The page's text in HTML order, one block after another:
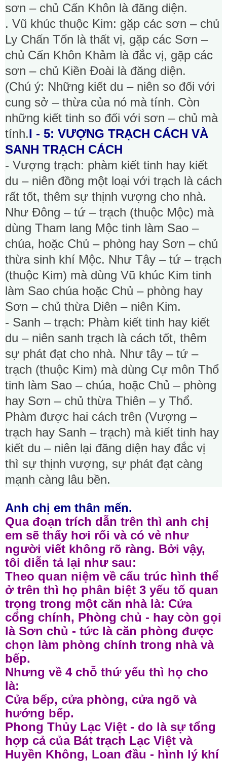
sơn – chủ Cấn Khôn là đăng diện.
. Vũ khúc thuộc Kim: gặp các sơn – chủ
Ly Chấn Tốn là thất vị, gặp các Sơn –
chủ Cấn Khôn Khảm là đắc vị, gặp các
sơn – chủ Kiền Đoài là đăng diện.
(Chú ý: Những kiết du – niên so đối với
cung sở – thừa của nó mà tính. Còn
những kiết tinh so đối với sơn – chủ mà
tính.I - 5: VƯỢNG TRẠCH CÁCH VÀ
SANH TRẠCH CÁCH
- Vượng trạch: phàm kiết tinh hay kiết
du – niên đồng một loại với trạch là cách
rất tốt, thêm sự thịnh vượng cho nhà.
Như Đông – tứ – trạch (thuộc Mộc) mà
dùng Tham lang Mộc tinh làm Sao –
chúa, hoặc Chủ – phòng hay Sơn – chủ
thừa sinh khí Mộc. Như Tây – tứ – trạch
(thuộc Kim) mà dùng Vũ khúc Kim tinh
làm Sao chúa hoặc Chủ – phòng hay
Sơn – chủ thừa Diên – niên Kim.
- Sanh – trạch: Phàm kiết tinh hay kiết
du – niên sanh trạch là cách tốt, thêm
sự phát đạt cho nhà. Như tây – tứ –
trạch (thuộc Kim) mà dùng Cự môn Thổ
tinh làm Sao – chúa, hoặc Chủ – phòng
hay Sơn – chủ thừa Thiên – y Thổ.
Phàm được hai cách trên (Vượng –
trạch hay Sanh – trạch) mà kiết tinh hay
kiết du – niên lại đăng diện hay đắc vị
thì sự thịnh vượng, sự phát đạt càng
mạnh càng lâu bền.
Anh chị em thân mến.
Qua đoạn trích dẫn trên thì anh chị
em sẽ thấy hơi rối và có vẻ như
người viết không rõ ràng. Bởi vậy,
tôi diễn tả lại như sau:
Theo quan niệm về cấu trúc hình thể
ở trên thì họ phân biệt 3 yếu tố quan
trọng trong một căn nhà là: Cửa
cổng chính, Phòng chủ - hay còn gọi
là Sơn chủ - tức là căn phòng được
chọn làm phòng chính trong nhà và
bếp.
Nhưng về 4 chỗ thứ yếu thì họ cho
là:
Cửa bếp, cửa phòng, cửa ngõ và
hướng bếp.
Phong Thủy Lạc Việt - do là sự tổng
hợp cả của Bát trạch Lạc Việt và
Huyền Không, Loan đầu - hình lý khí